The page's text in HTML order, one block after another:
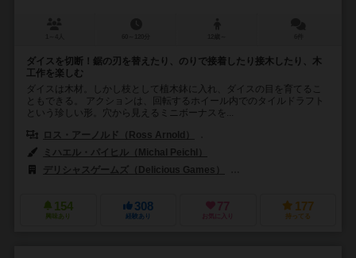
ダイスを切断！鋸の刃を替えたり、のりで接着したり接木したり、木
工作を楽しむ
ダイスは木材。しかし枝として植木鉢に入れ、ダイスの目を育てるこ
ともできる。 アクションは、回転するホイール内でのタイルドラフト
という珍しい形。穴から見えるミニボーナスを...
ロス・アーノルド（Ross Arnold）
ミハエル・パイヒル（Michal Peichl）
デリシャスゲームズ（Delicious Games）
154
興味あり
308
経験あり
77
お気に入り
177
持ってる